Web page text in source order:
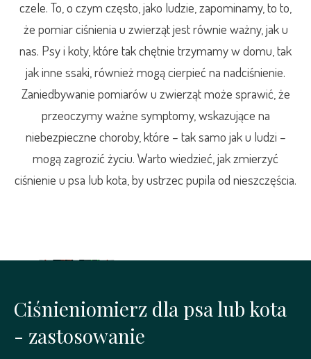
czele. To, o czym często, jako ludzie, zapominamy, to to,
że pomiar ciśnienia u zwierząt jest równie ważny, jak u
nas. Psy i koty, które tak chętnie trzymamy w domu, tak
jak inne ssaki, również mogą cierpieć na nadciśnienie.
Zaniedbywanie pomiarów u zwierząt może sprawić, że
przeoczymy ważne symptomy, wskazujące na
niebezpieczne choroby, które – tak samo jak u ludzi –
mogą zagrozić życiu. Warto wiedzieć, jak zmierzyć
ciśnienie u psa lub kota, by ustrzec pupila od nieszczęścia.
Ciśnieniomierz dla psa lub kota
- zastosowanie